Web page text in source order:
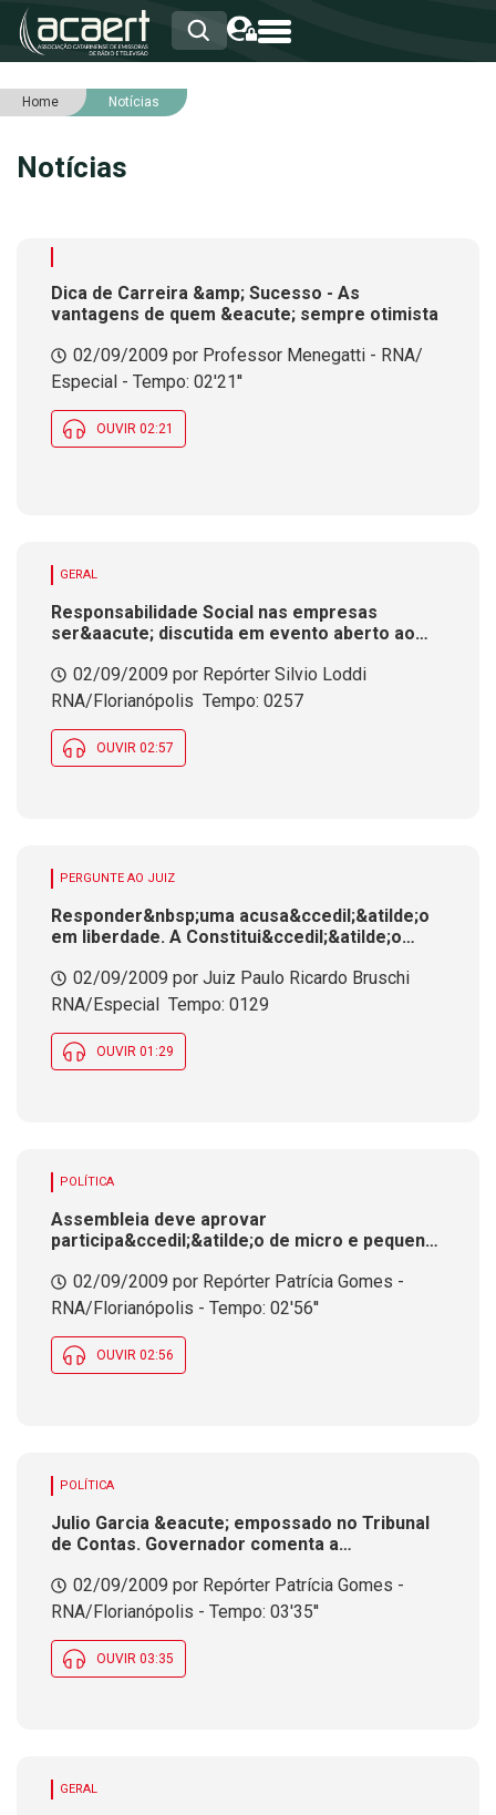
HOME
ASSOCIADOS
SERVIÇOS
INTEGRIDADE
Home Notícias
Notícias
Dica de Carreira &amp; Sucesso - As
vantagens de quem &eacute; sempre otimista
02/09/2009 por Professor Menegatti - RNA/
Especial - Tempo: 02'21''
OUVIR 02:21
GERAL
Responsabilidade Social nas empresas
ser&aacute; discutida em evento aberto ao
02/09/2009 por Repórter Silvio Loddi 
RNA/Florianópolis  Tempo: 0257
OUVIR 02:57
PERGUNTE AO JUIZ
Responder&nbsp;uma acusa&ccedil;&atilde;o
em liberdade. A Constitui&ccedil;&atilde;o
02/09/2009 por Juiz Paulo Ricardo Bruschi 
RNA/Especial  Tempo: 0129
OUVIR 01:29
POLÍTICA
Assembleia deve aprovar
participa&ccedil;&atilde;o de micro e pequenas
estaduais de at&eacute; R$ 80 mil.
C&acirc;maras de Vereadores devem seguir o
mesmo caminho
02/09/2009 por Repórter Patrícia Gomes -
RNA/Florianópolis - Tempo: 02'56''
OUVIR 02:56
POLÍTICA
Julio Garcia &eacute; empossado no Tribunal
de Contas. Governador comenta a
pol&iacute;tico de um dos mais importantes
articuladores da tr&iacute;plice alian&ccedil;a
02/09/2009 por Repórter Patrícia Gomes -
RNA/Florianópolis - Tempo: 03'35''
OUVIR 03:35
GERAL